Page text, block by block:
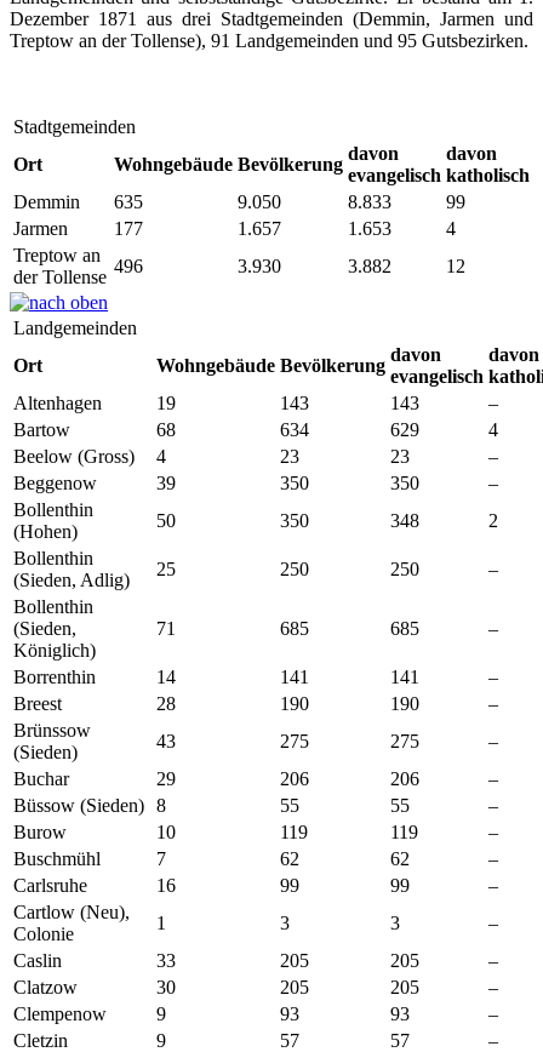
Dezember 1871 aus drei Stadtgemeinden (Demmin, Jarmen und
Treptow an der Tollense), 91 Landgemeinden und 95 Gutsbezirken.
Stadtgemeinden
Ort
Wohngebäude Bevölkerung
davon
evangelisch
davon
katholisch
Demmin
635 9.050 8.833
99
Jarmen
177 1.657 1.653
4
Treptow an
der Tollense
496 3.930 3.882 12
Landgemeinden
Ort
Wohngebäude Bevölkerung
davon
evangelisch
davon
Altenhagen
19 143 143
–
Bartow
68 634 629
4
Beelow (Gross)
4 23 23
–
Beggenow
39 350 350
–
Bollenthin
(Hohen)
50 350 348
2
Bollenthin
(Sieden, Adlig)
25 250 250
–
Bollenthin
(Sieden,
Königlich)
71 685 685 –
Borrenthin 14 141 141
–
Breest
28 190 190
–
Brünssow
(Sieden)
43 275 275
–
Buchar
29 206 206
–
Büssow (Sieden) 8 55 55
–
Burow
10 119 119
–
Buschmühl
7 62 62
–
Carlsruhe
16 99 99
–
Cartlow (Neu),
Colonie
1 3 3
–
Caslin
33 205 205
–
Clatzow
30 205 205
–
Clempenow
9 93 93
–
Cletzin
9 57 57
–